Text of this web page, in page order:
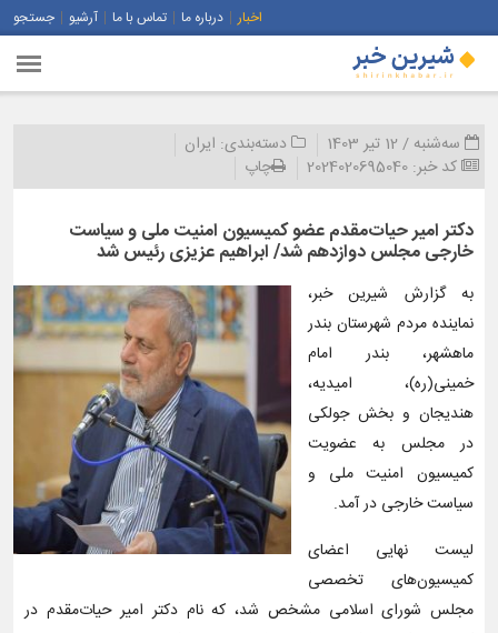
اخبار درباره ما تماس با ما آرشیو جستجو
سه‌شنبه / 12 تیر 1403 دسته‌بندی: ایران
کد خبر: 2024020695040 چاپ
دکتر امیر حیات‌مقدم عضو کمیسیون امنیت ملی و سیاست
خارجی مجلس دوازدهم شد/ ابراهیم عزیزی رئیس شد
به گزارش شیرین خبر،
نماینده مردم شهرستان بندر
ماهشهر، بندر امام
خمینی(ره)، امیدیه،
هندیجان و بخش جولکی
در مجلس به عضویت
کمیسیون امنیت ملی و
سیاست خارجی در آمد.
لیست نهایی اعضای
کمیسیون‌های تخصصی
مجلس شورای اسلامی مشخص شد، که نام دکتر امیر حیات‌مقدم در